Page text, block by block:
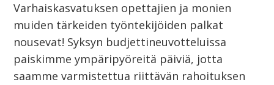
Varhaiskasvatuksen opettajien ja monien
muiden tärkeiden työntekijöiden palkat
nousevat! Syksyn budjettineuvotteluissa
paiskimme ympäripyöreitä päiviä, jotta
saamme varmistettua riittävän rahoituksen